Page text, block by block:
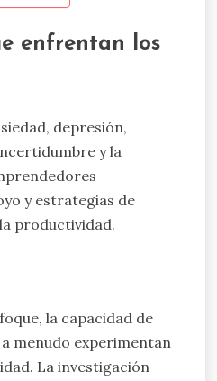
enfrentan los
depresión,
y la
y estrategias de
productividad.
la capacidad de
menudo experimentan
La investigación